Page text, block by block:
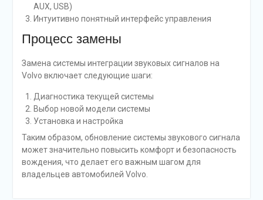
AUX, USB)
Интуитивно понятный интерфейс управления
Процесс замены
Замена системы интеграции звуковых сигналов на
Volvo включает следующие шаги:
Диагностика текущей системы
Выбор новой модели системы
Установка и настройка
Таким образом, обновление системы звукового сигнала
может значительно повысить комфорт и безопасность
вождения, что делает его важным шагом для
владельцев автомобилей Volvo.